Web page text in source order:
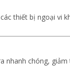
thiết bị ngoại vi
nhanh chóng,